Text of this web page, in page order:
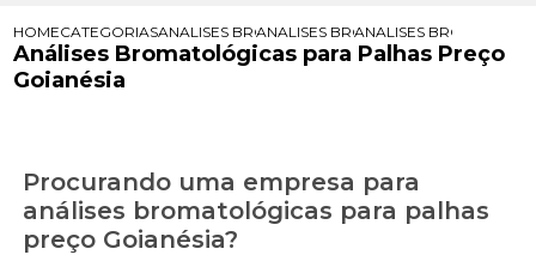
HOMECATEGORIASANALISES BROMATOLOGICAS
ANALISES BROMATOLOGICAS PARA
ANALISES
Análises Bromatológicas para Palhas Preço
Goianésia
Procurando uma empresa para
análises bromatológicas para palhas
preço Goianésia?